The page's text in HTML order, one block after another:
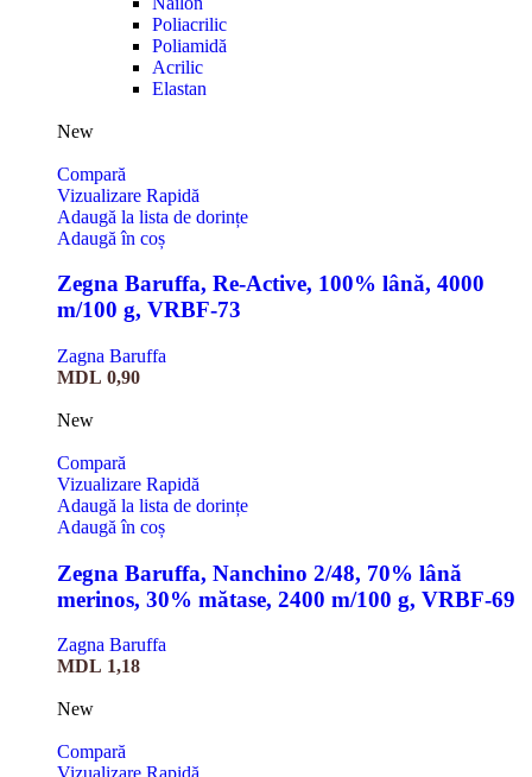
Poliacrilic
Poliamidă
Acrilic
Elastan
New
Compară
Vizualizare Rapidă
Adaugă la lista de dorințe
Adaugă în coș
Zegna Baruffa, Re-Active, 100% lână, 4000
m/100 g, VRBF-73
Zagna Baruffa
MDL 0,90
New
Compară
Vizualizare Rapidă
Adaugă la lista de dorințe
Adaugă în coș
Zegna Baruffa, Nanchino 2/48, 70% lână
merinos, 30% mătase, 2400 m/100 g, VRBF-69
Zagna Baruffa
MDL 1,18
New
Compară